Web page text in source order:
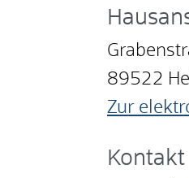
89522
Zur
Kontakt